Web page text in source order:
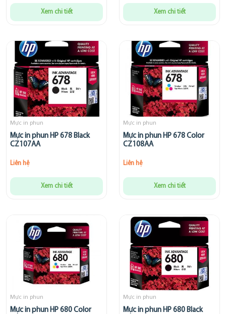
Xem chi tiết Xem chi tiết
Mực in phun
Mực in phun HP 678 Black
CZ107AA
Liên hệ
Xem chi tiết
Mực in phun
Mực in phun HP 678 Color
CZ108AA
Liên hệ
Xem chi tiết
Mực in phun
Mực in phun HP 680 Color
Mực in phun
Mực in phun HP 680 Black